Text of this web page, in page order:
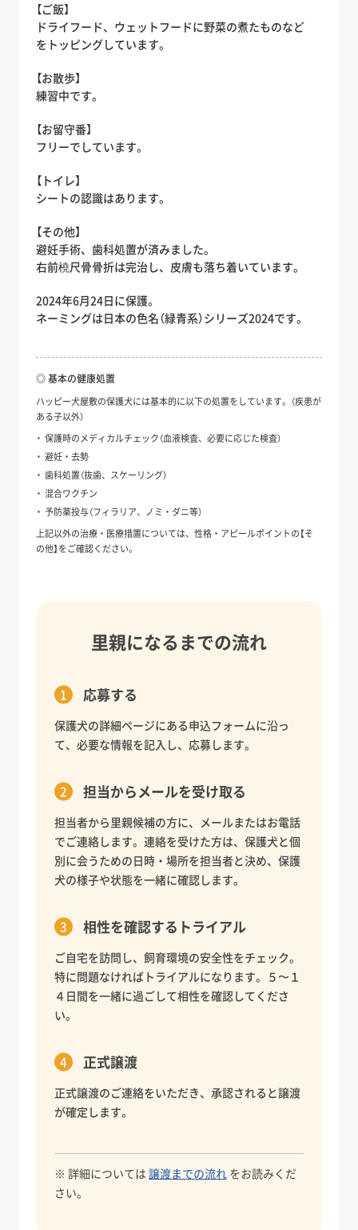
【ご飯】
ドライフード、ウェットフードに野菜の煮たものなど
をトッピングしています。
【お散歩】
練習中です。
【お留守番】
フリーでしています。
【トイレ】
シートの認識はあります。
【その他】
避妊手術、歯科処置が済みました。
右前橈尺骨骨折は完治し、皮膚も落ち着いています。
2024年6月24日に保護。
ネーミングは日本の色名（緑青系）シリーズ2024です。
◎ 基本の健康処置
ハッピー犬屋敷の保護犬には基本的に以下の処置をしています。（疾患が
ある子以外）
保護時のメディカルチェック（血液検査、必要に応じた検査）
避妊・去勢
歯科処置（抜歯、スケーリング）
混合ワクチン
予防薬投与（フィラリア、ノミ・ダニ等）
上記以外の治療・医療措置については、性格・アピールポイントの【そ
の他】をご確認ください。
里親になるまでの流れ
応募する
保護犬の詳細ページにある申込フォームに沿っ
て、必要な情報を記入し、応募します。
担当からメールを受け取る
担当者から里親候補の方に、メールまたはお電話
でご連絡します。連絡を受けた方は、保護犬と個
別に会うための日時・場所を担当者と決め、保護
犬の様子や状態を一緒に確認します。
相性を確認するトライアル
ご自宅を訪問し、飼育環境の安全性をチェック。
特に問題なければトライアルになります。５〜１
４日間を一緒に過ごして相性を確認してくださ
い。
正式譲渡
正式譲渡のご連絡をいただき、承認されると譲渡
が確定します。
※ 詳細については 譲渡までの流れをお読みくだ
さい。